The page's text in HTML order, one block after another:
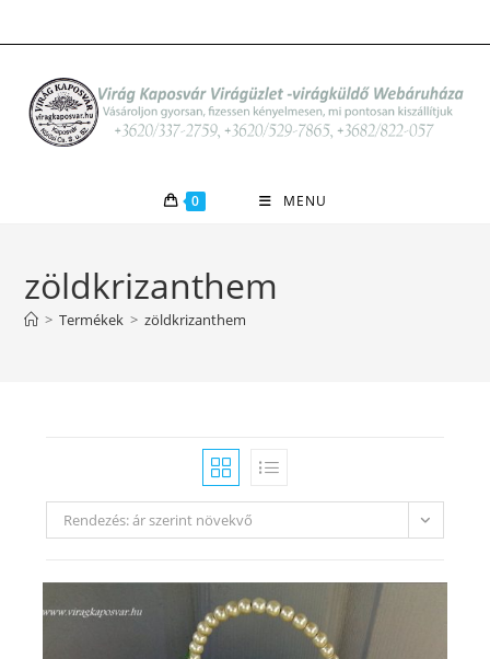
to
0 MENU
zöldkrizanthem
> Termékek > zöldkrizanthem
Rendezés: ár szerint növekvő